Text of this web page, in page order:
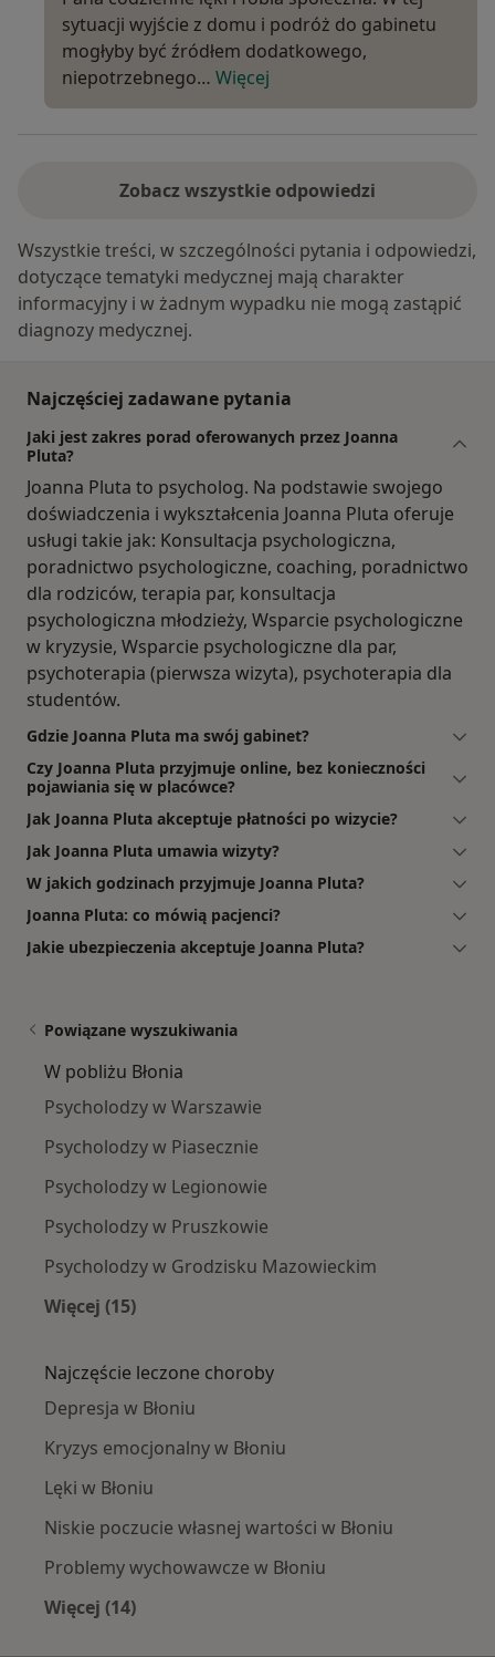
sytuacji wyjście z domu i podróż do gabinetu
mogłyby być źródłem dodatkowego,
niepotrzebnego… Więcej
Zobacz wszystkie odpowiedzi
Wszystkie treści, w szczególności pytania i odpowiedzi,
dotyczące tematyki medycznej mają charakter
informacyjny i w żadnym wypadku nie mogą zastąpić
diagnozy medycznej.
Najczęściej zadawane pytania
Jaki jest zakres porad oferowanych przez Joanna
Pluta?
Joanna Pluta to psycholog. Na podstawie swojego
doświadczenia i wykształcenia Joanna Pluta oferuje
usługi takie jak: Konsultacja psychologiczna,
poradnictwo psychologiczne, coaching, poradnictwo
dla rodziców, terapia par, konsultacja
psychologiczna młodzieży, Wsparcie psychologiczne
w kryzysie, Wsparcie psychologiczne dla par,
psychoterapia (pierwsza wizyta), psychoterapia dla
studentów.
Gdzie Joanna Pluta ma swój gabinet?
Czy Joanna Pluta przyjmuje online, bez konieczności
pojawiania się w placówce?
Jak Joanna Pluta akceptuje płatności po wizycie?
Jak Joanna Pluta umawia wizyty?
W jakich godzinach przyjmuje Joanna Pluta?
Joanna Pluta: co mówią pacjenci?
Jakie ubezpieczenia akceptuje Joanna Pluta?
Powiązane wyszukiwania
W pobliżu Błonia
Psycholodzy w Warszawie
Psycholodzy w Piasecznie
Psycholodzy w Legionowie
Psycholodzy w Pruszkowie
Psycholodzy w Grodzisku Mazowieckim
Więcej (15)
Najczęście leczone choroby
Depresja w Błoniu
Kryzys emocjonalny w Błoniu
Lęki w Błoniu
Niskie poczucie własnej wartości w Błoniu
Problemy wychowawcze w Błoniu
Więcej (14)